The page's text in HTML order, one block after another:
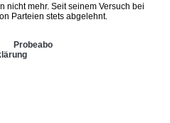
nicht mehr. Seit seinem Versuch bei
Parteien stets abgelehnt.
Probeabo